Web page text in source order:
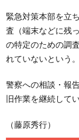
緊急対策本部を立
査（端末などに残
の特定のための調
れていないという。
警察への相談・報
旧作業を継続して
（藤原秀行）